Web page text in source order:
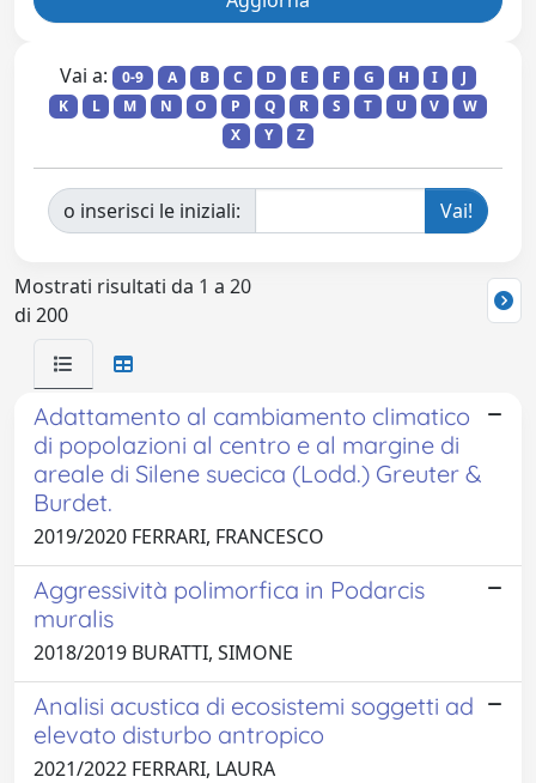
Vai a: 0-9 A B C D E F G H I
J
K
L M N O P Q R S T U V
W
X
Y Z
o inserisci le iniziali:
Mostrati risultati da 1 a 20
di 200
Adattamento al cambiamento climatico
di popolazioni al centro e al margine di
areale di Silene suecica (Lodd.) Greuter &
Burdet.
2019/2020 FERRARI, FRANCESCO
Aggressività polimorfica in Podarcis
muralis
2018/2019 BURATTI, SIMONE
Analisi acustica di ecosistemi soggetti ad
elevato disturbo antropico
2021/2022 FERRARI, LAURA